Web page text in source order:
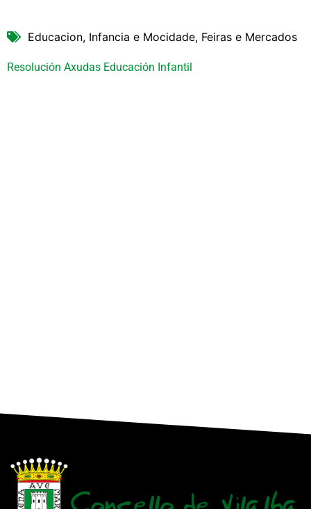
Educacion, Infancia e Mocidade, Feiras e Mercados
Resolución Axudas Educación Infantil